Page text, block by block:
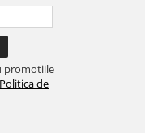
promotiile
Politica de